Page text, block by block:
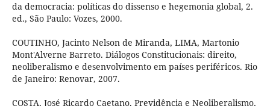
da democracia: políticas do dissenso e hegemonia global, 2.
ed., São Paulo: Vozes, 2000.
COUTINHO, Jacinto Nelson de Miranda, LIMA, Martonio
Mont'Alverne Barreto. Diálogos Constitucionais: direito,
neoliberalismo e desenvolvimento em países periféricos. Rio
de Janeiro: Renovar, 2007.
COSTA, José Ricardo Caetano. Previdência e Neoliberalismo,